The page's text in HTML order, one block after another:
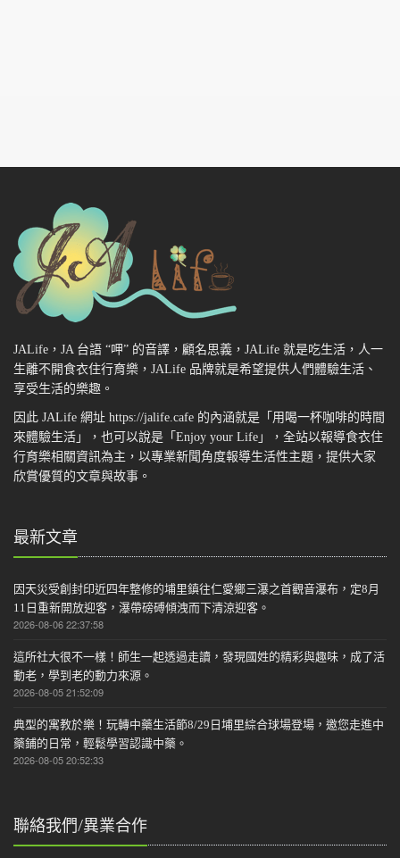
JALife，JA 台語 “呷” 的音譯，顧名思義，JALife 就是吃生活，人一
生離不開食衣住行育樂，JALife 品牌就是希望提供人們體驗生活、
享受生活的樂趣。
因此 JALife 網址 https://jalife.cafe 的內涵就是「用喝一杯咖啡的時間
來體驗生活」，也可以說是「Enjoy your Life」，全站以報導食衣住
行育樂相關資訊為主，以專業新聞角度報導生活性主題，提供大家
欣賞優質的文章與故事。
最新文章
因天災受創封印近四年整修的埔里鎮往仁愛鄉三瀑之首觀音瀑布，定8月
11日重新開放迎客，瀑帶磅磗傾洩而下清涼迎客。
2026-08-06 22:37:58
這所社大很不一樣！師生一起透過走讀，發現國姓的精彩與趣味，成了活
動老，學到老的動力來源。
2026-08-05 21:52:09
典型的寓教於樂！玩轉中藥生活節8/29日埔里綜合球場登場，邀您走進中
藥鋪的日常，輕鬆學習認識中藥。
2026-08-05 20:52:33
聯絡我們/異業合作